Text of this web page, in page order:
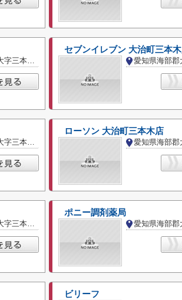
愛知県海部郡大治町大字三本木字西之川
セブンイレブン 大治町三本
愛知県海部郡大治町大字三本木字前深田
ローソン 大治町三本木店
愛知県海部郡大治町大字三本木字屋形
ポニー調剤薬局
ビリーフ